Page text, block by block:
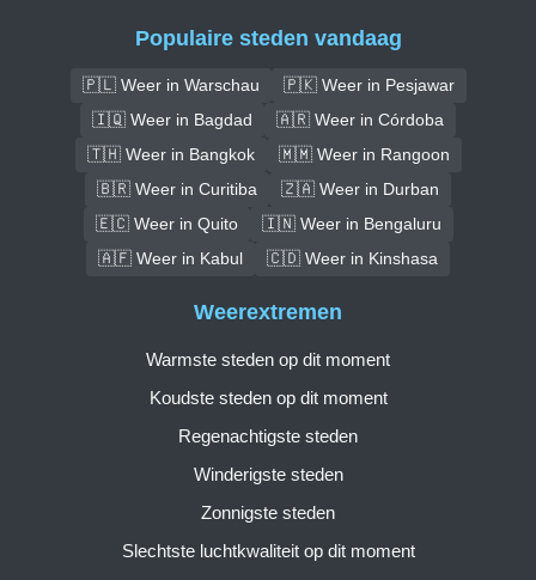
Populaire steden vandaag
🇵🇱 Weer in Warschau
🇵🇰 Weer in Pesjawar
🇮🇶 Weer in Bagdad
🇦🇷 Weer in Córdoba
🇹🇭 Weer in Bangkok
🇲🇲 Weer in Rangoon
🇧🇷 Weer in Curitiba
🇿🇦 Weer in Durban
🇪🇨 Weer in Quito
🇮🇳 Weer in Bengaluru
🇦🇫 Weer in Kabul
🇨🇩 Weer in Kinshasa
Weerextremen
Warmste steden op dit moment
Koudste steden op dit moment
Regenachtigste steden
Winderigste steden
Zonnigste steden
Slechtste luchtkwaliteit op dit moment